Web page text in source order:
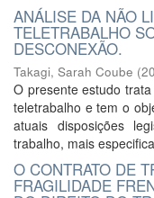
ANÁLISE DA NÃO
TELETRABALHO
DESCONEXÃO.
Takagi, Sarah Coube (
O presente estudo
teletrabalho e tem o
atuais disposições
trabalho, mais
O CONTRATO DE
FRAGILIDADE